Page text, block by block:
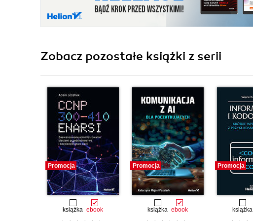
Zobacz pozostałe książki z serii
Promocja
książka ebook
Promocja
książka ebook
Promocja
książka